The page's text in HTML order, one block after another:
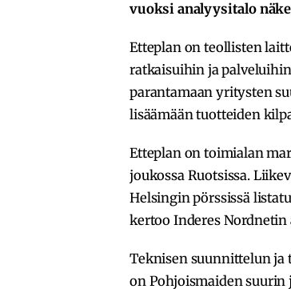
vuoksi analyysitalo
Etteplan on teollisten
ratkaisuihin ja
parantamaan yritysten
lisäämään tuotteiden
Etteplan on toimialan
joukossa Ruotsissa.
Helsingin pörssissä
kertoo Inderes Nordnetin
Teknisen suunnittelun
on Pohjoismaiden